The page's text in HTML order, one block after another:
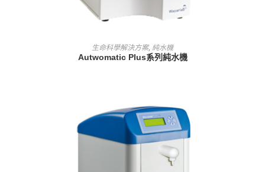
查看內容
生命科學解決方案, 純水機
Autwomatic Plus系列純水機